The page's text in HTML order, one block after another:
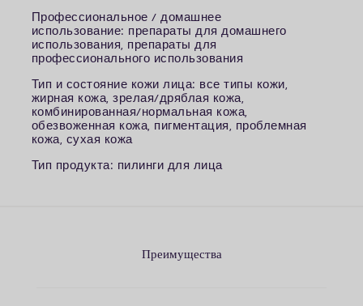
Профессиональное / домашнее
использование: препараты для домашнего
использования, препараты для
профессионального использования
Тип и состояние кожи лица: все типы кожи,
жирная кожа, зрелая/дряблая кожа,
комбинированная/нормальная кожа,
обезвоженная кожа, пигментация, проблемная
кожа, сухая кожа
Тип продукта: пилинги для лица
Преимущества